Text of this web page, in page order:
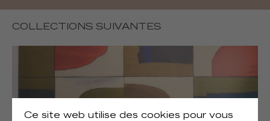
COLLECTIONS SUIVANTES
Ce site web utilise des cookies pour vous